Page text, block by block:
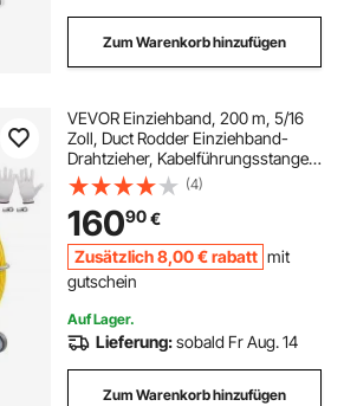
Zum Warenkorb hinzufügen
VEVOR Einziehband, 200 m, 5/16
Zoll, Duct Rodder Einziehband-
Drahtzieher, Kabelführungsstange
mit Rollenständer aus Stahl, 3
Zugköpfe, Angelwerkzeug für
Wände & elektrische Leitungen,
nicht leitfähig
(4)
16090€
Zusätzlich8,00 €rabatt mit
gutschein
Auf Lager.
Lieferung:sobald Fr Aug. 14
Zum Warenkorb hinzufügen